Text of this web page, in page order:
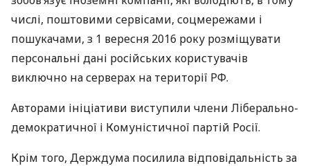
числі, поштовими сервісами, соцмережами і
пошукачами, з 1 вересня 2016 року розміщувати
персональні дані російських користувачів
виключно на серверах на території РФ.
Авторами ініціативи виступили члени Ліберально-
демократичної і Комуністичної партій Росії.
Крім того, Держдума посилила відповідальність за